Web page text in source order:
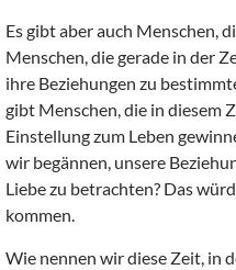
Es gibt aber auch Menschen,
Menschen, die gerade in der
ihre Beziehungen zu
gibt Menschen, die in diesem
Einstellung zum Leben
wir begännen, unsere
Liebe zu betrachten? Das
kommen.
Wie nennen wir diese Zeit, in